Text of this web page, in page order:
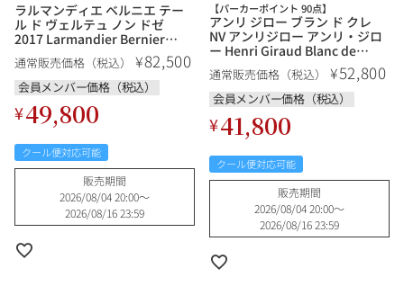
ラルマンディエ ベルニエ テー
ル ド ヴェルテュ ノン ドゼ
2017 Larmandier Bernier
Terre de Vertus Non Dose フ
ランス シャンパン シャンパー
ニュ
通常販売価格（税込） ¥82,500
会員メンバー価格（税込）
¥49,800
クール便対応可能
販売期間
2026/08/04 20:00〜
2026/08/16 23:59
【パーカーポイント 90点】
アンリ ジロー ブラン ド クレ
NV アンリジロー アンリ・ジロ
ー Henri Giraud Blanc de
Craie フランス シャンパン シャ
ンパーニュ
通常販売価格（税込） ¥52,800
会員メンバー価格（税込）
¥41,800
クール便対応可能
販売期間
2026/08/04 20:00〜
2026/08/16 23:59